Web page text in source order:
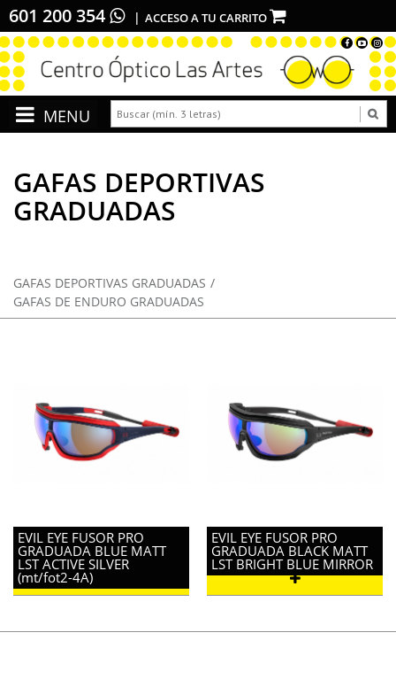
601 200 354 ACCESO A TU CARRITO
GAFAS DEPORTIVAS
GRADUADAS
GAFAS DEPORTIVAS GRADUADAS
GAFAS DE ENDURO GRADUADAS
EVIL EYE FUSOR PRO
GRADUADA BLUE MATT
LST ACTIVE SILVER
(mt/fot2-4A)
EVIL EYE FUSOR PRO
GRADUADA BLACK MATT
LST BRIGHT BLUE MIRROR